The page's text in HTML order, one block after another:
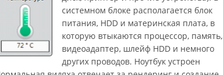
системном блоке располагается блок
питания, HDD и материнская плата, в
которую втыкаются процессор, память,
видеоадаптер, шлейф HDD и немного
других проводов. Ноутбук устроен